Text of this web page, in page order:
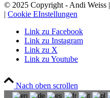
© 2025 Copyright - Andi Weiss |
| Cookie EInstellungen
Link zu Facebook
Link zu Instagram
Link zu X
Link zu Youtube
Nach oben scrollen